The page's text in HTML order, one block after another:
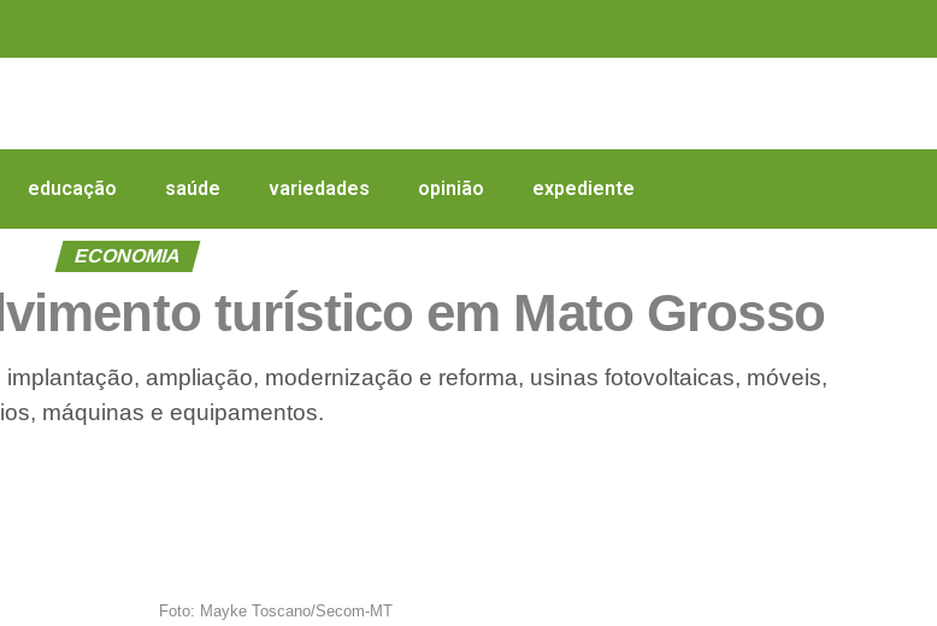
educação saúde variedades opinião expediente
ECONOMIA
turístico em Mato Grosso
ampliação, modernização e reforma, usinas fotovoltaicas, móveis,
máquinas e equipamentos.
Foto: Mayke Toscano/Secom-MT